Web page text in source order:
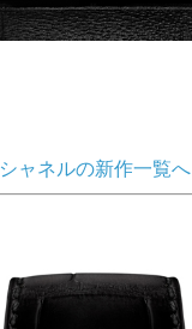
シャネルの新作一覧へ